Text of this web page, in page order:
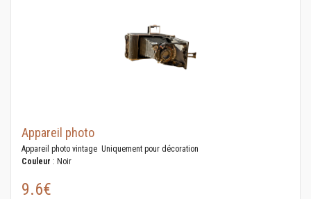
Appareil photo
Appareil photo vintage Uniquement pour décoration
Couleur : Noir
9.6€